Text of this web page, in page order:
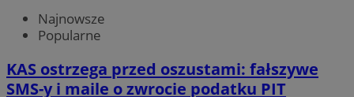
Najnowsze
Popularne
KAS ostrzega przed oszustami: fałszywe
SMS-y i maile o zwrocie podatku PIT